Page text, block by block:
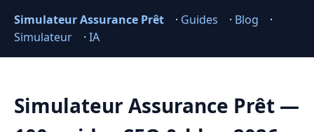
Simulateur Assurance Prêt · Guides · Blog
·
Simulateur
· IA
Simulateur Assurance Prêt —